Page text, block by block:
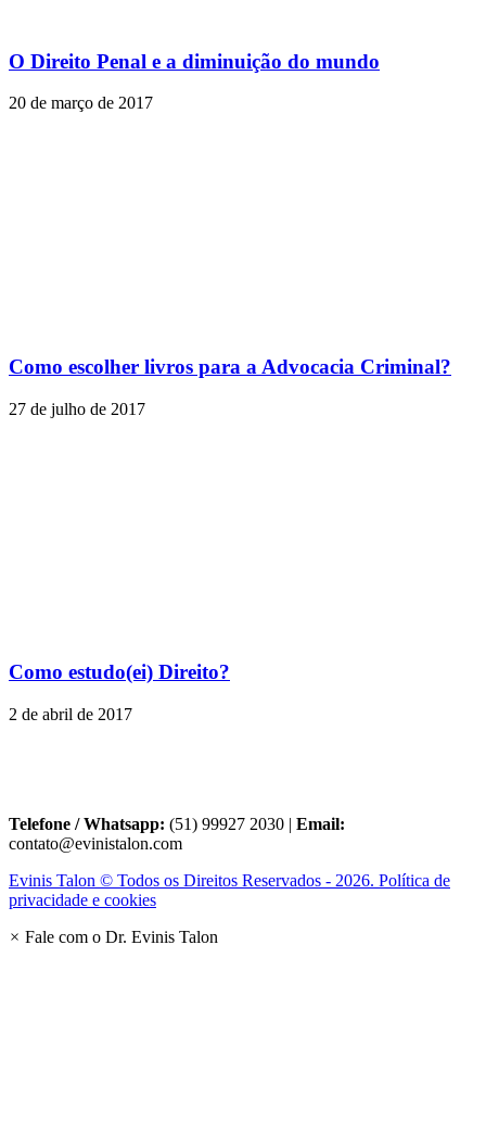
O Direito Penal e a diminuição do mundo
20 de março de 2017
Como escolher livros para a Advocacia Criminal?
27 de julho de 2017
Como estudo(ei) Direito?
2 de abril de 2017
Telefone / Whatsapp: (51) 99927 2030 | Email:
contato@evinistalon.com
Evinis Talon © Todos os Direitos Reservados - 2026. Política de
privacidade e cookies
× Fale com o Dr. Evinis Talon